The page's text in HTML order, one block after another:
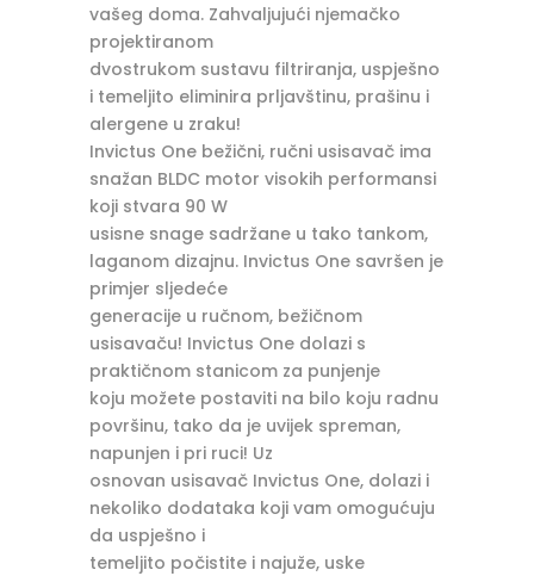
vašeg doma. Zahvaljujući njemačko
projektiranom
dvostrukom sustavu filtriranja, uspješno
i temeljito eliminira prljavštinu, prašinu i
alergene u zraku!
Invictus One bežični, ručni usisavač ima
snažan BLDC motor visokih performansi
koji stvara 90 W
usisne snage sadržane u tako tankom,
laganom dizajnu. Invictus One savršen je
primjer sljedeće
generacije u ručnom, bežičnom
usisavaču! Invictus One dolazi s
praktičnom stanicom za punjenje
koju možete postaviti na bilo koju radnu
površinu, tako da je uvijek spreman,
napunjen i pri ruci! Uz
osnovan usisavač Invictus One, dolazi i
nekoliko dodataka koji vam omogućuju
da uspješno i
temeljito počistite i najuže, uske